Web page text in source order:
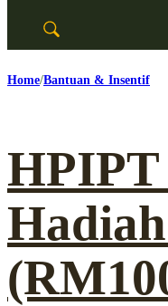
Home Bantuan & Insentif
HPIPT